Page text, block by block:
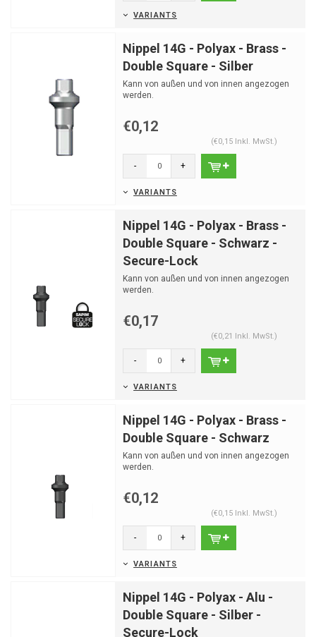
VARIANTS
Nippel 14G - Polyax - Brass -
Double Square - Silber
Kann von außen und von innen angezogen
werden.
€0,12
(€0,15 Inkl. MwSt.)
- +
VARIANTS
Nippel 14G - Polyax - Brass -
Double Square - Schwarz -
Secure-Lock
Kann von außen und von innen angezogen
werden.
€0,17
(€0,21 Inkl. MwSt.)
- +
VARIANTS
Nippel 14G - Polyax - Brass -
Double Square - Schwarz
Kann von außen und von innen angezogen
werden.
€0,12
(€0,15 Inkl. MwSt.)
- +
VARIANTS
Nippel 14G - Polyax - Alu -
Double Square - Silber -
Secure-Lock